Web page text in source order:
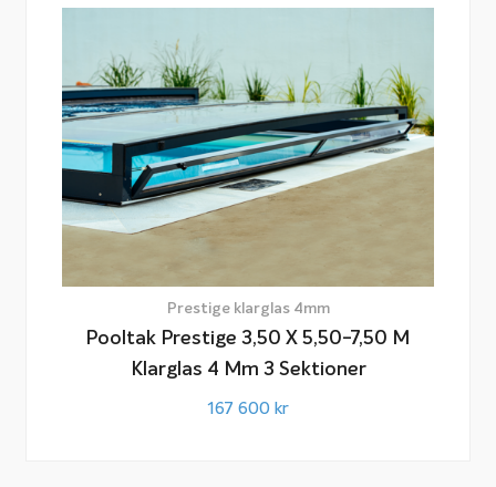
Prestige klarglas 4mm
Pooltak Prestige 3,50 X 5,50-7,50 M
Klarglas 4 Mm 3 Sektioner
167 600 kr